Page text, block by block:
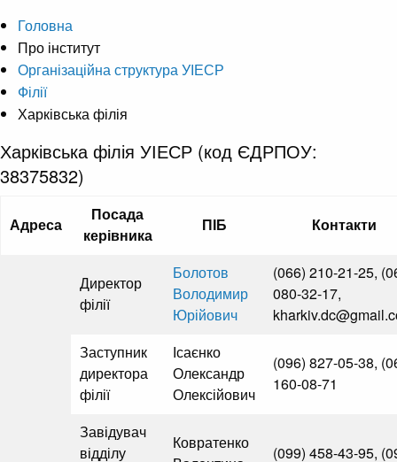
Головна
Про інститут
Організаційна структура УІЕСР
Філії
Харківська філія
Харківська філія УІЕСР (код ЄДРПОУ:
38375832)
Адреса
Посада
керівника
ПІБ Контакти
Директор
філії
Болотов
Володимир
Юрійович
(066) 210-21-25,
080-32-17,
Заступник
директора
філії
Ісаєнко
Олександр
Олексійович
(096) 827-05-38,
160-08-71
Завідувач
відділу
Ковратенко
(099) 458-43-95,